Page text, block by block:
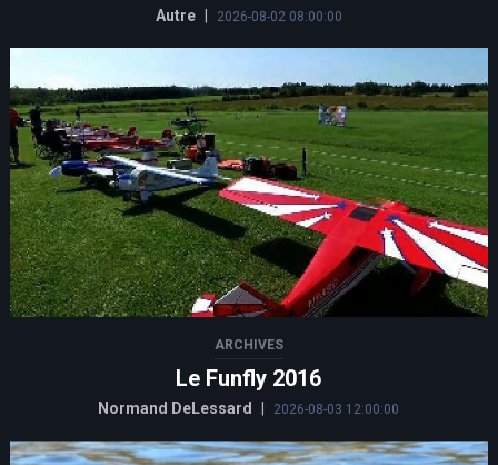
Autre 2026-08-02 08:00:00
ARCHIVES
Le Funfly 2016
Normand DeLessard 2026-08-03 12:00:00